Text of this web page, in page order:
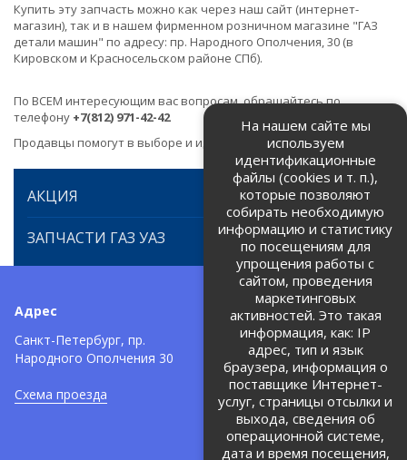
Купить эту запчасть можно как через наш сайт (интернет-
магазин), так и в нашем фирменном розничном магазине "ГАЗ
детали машин" по адресу: пр. Народного Ополчения, 30 (в
Кировском и Красносельском районе СПб).
По ВСЕМ интересующим вас вопросам, обращайтесь по
телефону +7(812) 971-42-42
Продавцы помогут в выборе и идентификации товара.
АКЦИЯ
ЗАПЧАСТИ ГАЗ УАЗ
Адрес
Санкт-Петербург, пр.
Народного Ополчения 30
Схема проезда
Телефоны:
+7 (812) 971-42-42
Политика об обработке и
защите персональных данных
Соглашение на обработку
персональных данных
На нашем сайте мы
используем
идентификационные
файлы (cookies и т. п.),
которые позволяют
собирать необходимую
информацию и статистику
по посещениям для
упрощения работы с
сайтом, проведения
маркетинговых
активностей. Это такая
информация, как: IP
адрес, тип и язык
браузера, информация о
поставщике Интернет-
услуг, страницы отсылки и
выхода, сведения об
операционной системе,
дата и время посещения,